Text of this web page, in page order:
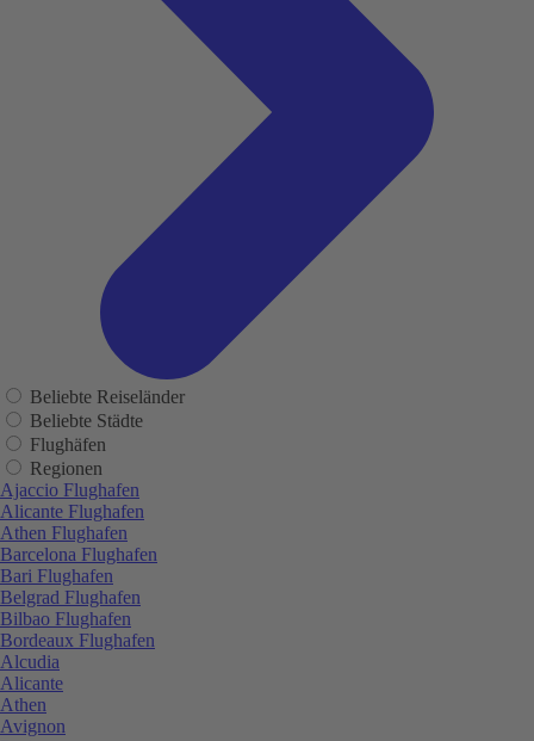
Beliebte Reiseländer
Beliebte Städte
Flughäfen
Regionen
Ajaccio Flughafen
Alicante Flughafen
Athen Flughafen
Barcelona Flughafen
Bari Flughafen
Belgrad Flughafen
Bilbao Flughafen
Bordeaux Flughafen
Alcudia
Alicante
Athen
Avignon